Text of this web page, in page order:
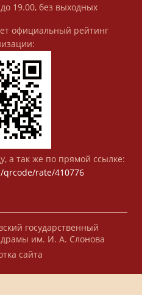
19.00, без выходных
официальный рейтинг
а так же по прямой ссылке:
rate/410776
государственный
драмы им. И. А. Слонова
сайта